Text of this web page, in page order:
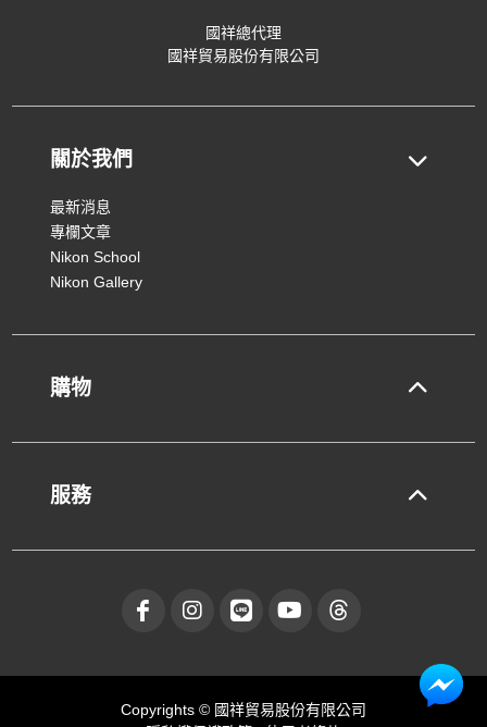
國祥總代理
國祥貿易股份有限公司
關於我們
最新消息
專欄文章
Nikon School
Nikon Gallery
購物
服務
Copyrights © 國祥貿易股份有限公司